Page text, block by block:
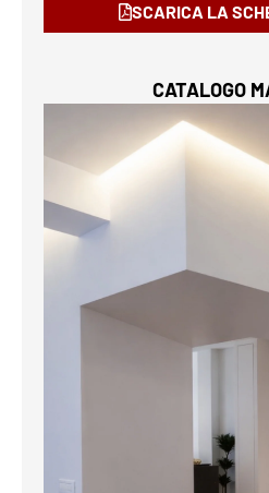
SCARICA LA
CATALOGO